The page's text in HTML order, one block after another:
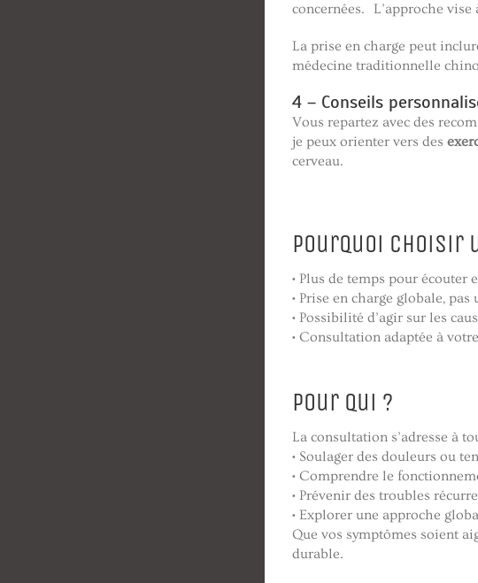
concernées. L’approche
La prise en charge peut
médecine traditionnelle
4 – Conseils
Vous repartez avec des
je peux orienter vers des
cerveau.
Pourquoi choisir
• Plus de temps pour
• Prise en charge globale,
• Possibilité d’agir sur les
• Consultation adaptée à
Pour qui ?
La consultation s’adresse à
• Soulager des douleurs ou
• Comprendre le
• Prévenir des troubles
• Explorer une approche
Que vos symptômes soient
durable.